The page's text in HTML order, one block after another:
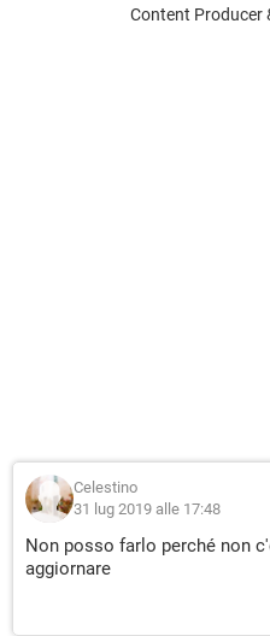
Content Producer
Celestino
31 lug 2019 alle 17:48
Non posso farlo perché non
aggiornare